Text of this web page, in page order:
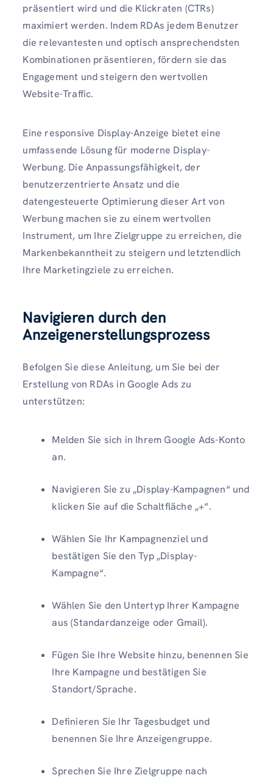
präsentiert wird und die Klickraten (CTRs)
maximiert werden. Indem RDAs jedem Benutzer
die relevantesten und optisch ansprechendsten
Kombinationen präsentieren, fördern sie das
Engagement und steigern den wertvollen
Website-Traffic.
Eine responsive Display-Anzeige bietet eine
umfassende Lösung für moderne Display-
Werbung. Die Anpassungsfähigkeit, der
benutzerzentrierte Ansatz und die
datengesteuerte Optimierung dieser Art von
Werbung machen sie zu einem wertvollen
Instrument, um Ihre Zielgruppe zu erreichen, die
Markenbekanntheit zu steigern und letztendlich
Ihre Marketingziele zu erreichen.
Navigieren durch den
Anzeigenerstellungsprozess
Befolgen Sie diese Anleitung, um Sie bei der
Erstellung von RDAs in Google Ads zu
unterstützen:
Melden Sie sich in Ihrem Google Ads-Konto
an.
Navigieren Sie zu „Display-Kampagnen“ und
klicken Sie auf die Schaltfläche „+“.
Wählen Sie Ihr Kampagnenziel und
bestätigen Sie den Typ „Display-
Kampagne“.
Wählen Sie den Untertyp Ihrer Kampagne
aus (Standardanzeige oder Gmail).
Fügen Sie Ihre Website hinzu, benennen Sie
Ihre Kampagne und bestätigen Sie
Standort/Sprache.
Definieren Sie Ihr Tagesbudget und
benennen Sie Ihre Anzeigengruppe.
Sprechen Sie Ihre Zielgruppe nach